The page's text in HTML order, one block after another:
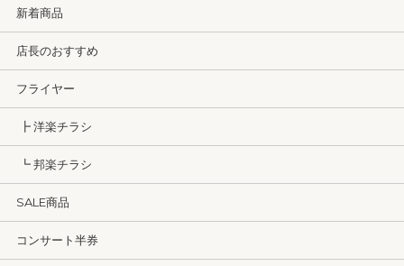
新着商品
店長のおすすめ
フライヤー
┣ 洋楽チラシ
┗ 邦楽チラシ
SALE商品
コンサート半券